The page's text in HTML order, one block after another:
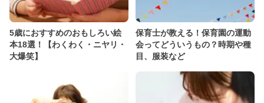
5歳におすすめのおもしろい絵
本18選！【わくわく・ニヤリ・
大爆笑】
保育士が教える！保育園の運動
会ってどういうもの？時期や種
目、服装など